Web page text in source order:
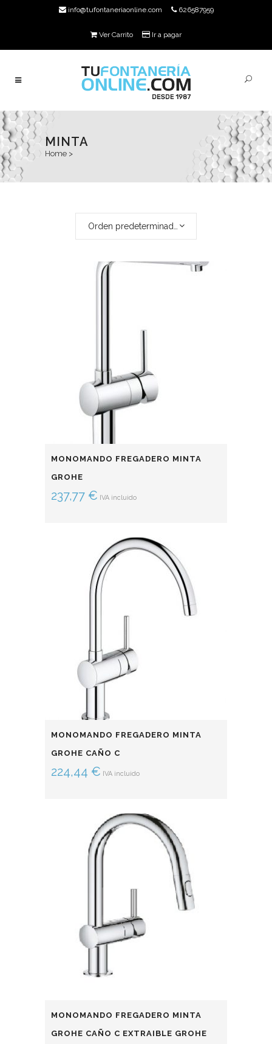
info@tufontaneriaonline.com 626587959
Ver Carrito Ir a pagar
MINTA
Home >
MONOMANDO FREGADERO MINTA
GROHE
237,77 € IVA incluido
MONOMANDO FREGADERO MINTA
GROHE CAÑO C
224,44 € IVA incluido
MONOMANDO FREGADERO MINTA
GROHE CAÑO C EXTRAIBLE GROHE